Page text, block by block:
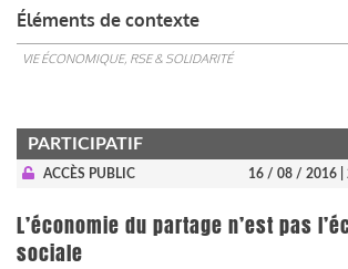
Éléments de contexte
VIE ÉCONOMIQUE, RSE & SOLIDARITÉ
PARTICIPATIF
ACCÈS PUBLIC 16 / 08 / 2016
L’économie du partage n’est pas
sociale